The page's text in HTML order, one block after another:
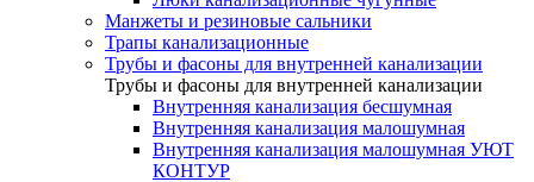
Манжеты и резиновые сальники
Трапы канализационные
Трубы и фасоны для внутренней канализации
Трубы и фасоны для внутренней канализации
Внутренняя канализация бесшумная
Внутренняя канализация малошумная
Внутренняя канализация малошумная УЮТ
КОНТУР